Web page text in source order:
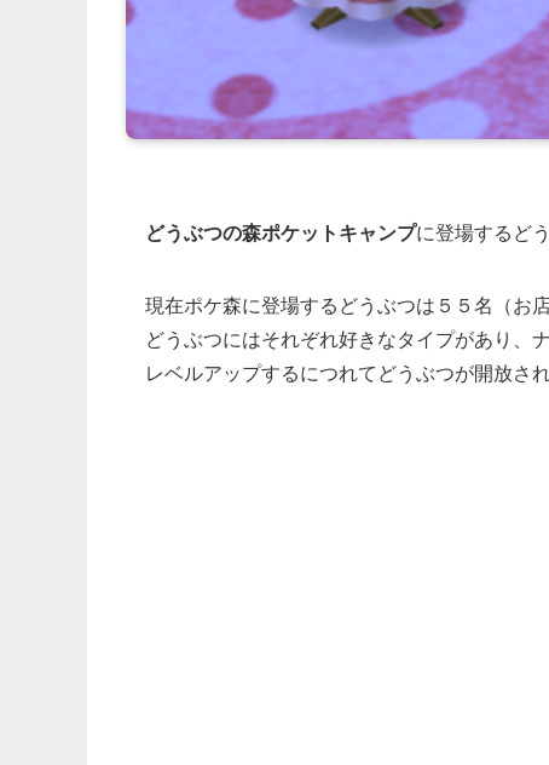
どうぶつの森ポケットキャンプに登場する ど
現在ポケ森に登場するどうぶつは５５名（お
どうぶつにはそれぞれ好きなタイプがあり、
レベルアップするにつれてどうぶつが開放され